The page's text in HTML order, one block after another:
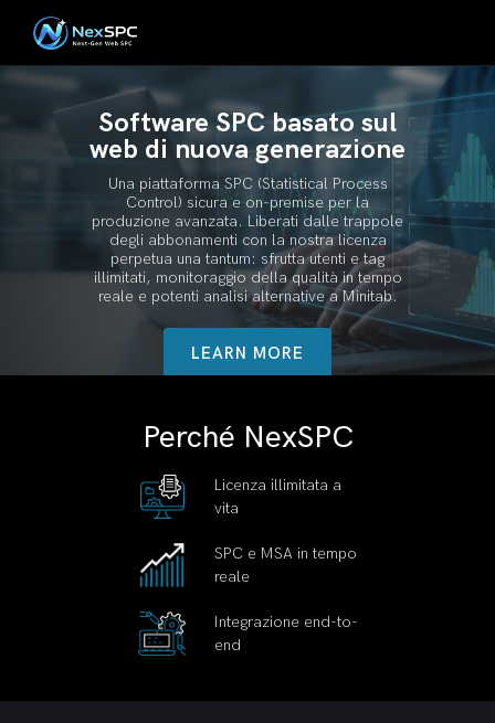
Software SPC basato sul
web di nuova generazione
Una piattaforma SPC (Statistical Process
Control) sicura e on-premise per la
produzione avanzata. Liberati dalle trappole
degli abbonamenti con la nostra licenza
perpetua una tantum: sfrutta utenti e tag
illimitati, monitoraggio della qualità in tempo
reale e potenti analisi alternative a Minitab.
LEARN MORE
Perché NexSPC
Licenza illimitata a
vita
SPC e MSA in tempo
reale
Integrazione end-to-
end